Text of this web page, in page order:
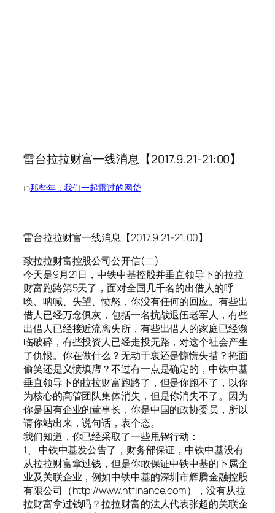
雷台拉拉财富一线消息【2017.9.21-21:00】
in那些年，我们一起雷过的网贷
雷台拉拉财富一线消息【2017.9.21-21:00】
致拉拉财富控股公司公开信(二)
今天是9月21日，中铁中基控股并垂直领导下的拉拉
财富跑路第5天了，面对全国几千名的出借人的呼
唤、呐喊、失望、愤怒，你没有任何的回应。有些出
借人已经万念俱灰，包括一名抗战退伍老军人，有些
出借人已经接近流离失所，有些出借人的家庭已经濒
临破碎，有些投资人已经走投无路，对这个社会产生
了仇恨。你在做什么？无动于衷还是惊慌失措？掩面
偷笑还是义愤填膺？不过有一点是确定的，中铁中基
垂直领导下的拉拉财富跑路了，但是你跑不了，以你
为核心的高管团队集体消失，但是你消失不了。因为
你是国有企业的董事长，你是中国的政协委员，所以
请你站出来，说句话，表个态。
我们知道，你已经采取了一些甩锅行动：
1、 中铁中基发公告了，财务部保证，中铁中基没有
从拉拉财富拿过钱，但是你敢保证中铁中基的下属企
业及关联企业，例如中铁中基的深圳市辉腾金融控股
有限公司（http://www.htfinance.com），没有从拉
拉财富拿过钱吗？拉拉财富的法人代表张超的关联企